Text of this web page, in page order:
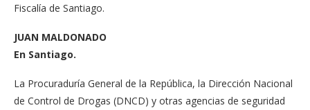
Fiscalía de Santiago.
JUAN MALDONADO
En Santiago.
La Procuraduría Gene­ral de la República, la Dirección Nacional
de Control de Drogas (DN­CD) y otras agencias de seguridad